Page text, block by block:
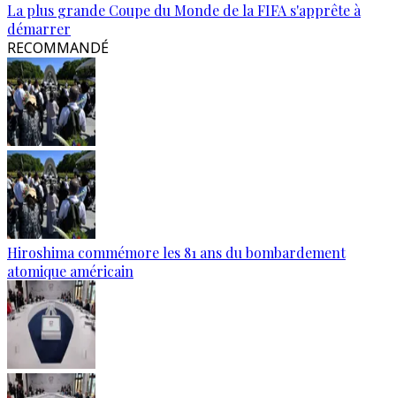
La plus grande Coupe du Monde de la FIFA s'apprête à
démarrer
RECOMMANDÉ
Hiroshima commémore les 81 ans du bombardement
atomique américain